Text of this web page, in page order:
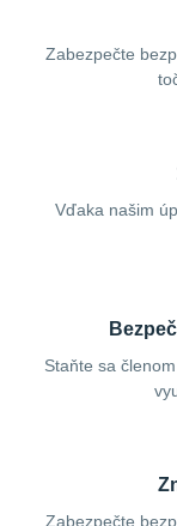
Zabezpečte
Vďaka našim
Staňte sa
Zabezpečte